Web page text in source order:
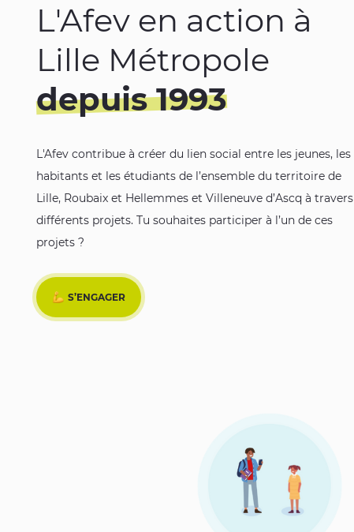
L'Afev en action à
Lille Métropole
depuis 1993
L'Afev contribue à créer du lien social entre les jeunes, les
habitants et les étudiants de l’ensemble du territoire de
Lille, Roubaix et Hellemmes et Villeneuve d’Ascq à travers
différents projets. Tu souhaites participer à l’un de ces
projets ?
S’ENGAGER